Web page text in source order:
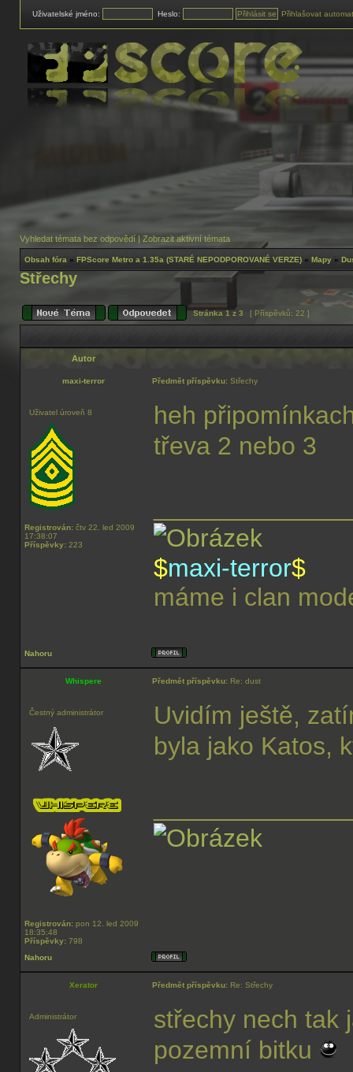
Uživatelské jméno: Heslo: Přihlašovat
Vyhledat témata bez odpovědí | Zobrazit aktivní témata
Obsah fóra » FPScore Metro a 1.35a (STARÉ NEPODPOROVANÉ VERZE) » Mapy »
Střechy
Stránka 1 z 3 [ Příspěvků: 22 ]
Autor
maxi-terror Předmět příspěvku: Střechy
Uživatel úroveň 8
Registrován: čtv 22. led 2009
17:38:07
Příspěvky: 223
heh
třeva 2 nebo 3
$maxi-terror$
máme i clan
Nahoru
Whispere Předmět příspěvku: Re: dust
Čestný administrátor
Registrován: pon 12. led 2009
18:35:48
Příspěvky: 798
Uvidím ještě,
byla jako Katos,
Nahoru
Xerator Předmět příspěvku: Re: Střechy
Administrátor
střechy nech tak
pozemní bitku